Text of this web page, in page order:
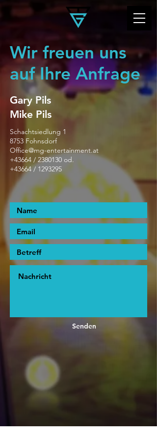
Wir freuen uns
auf Ihre Anfrage
Gary Pils
Mike Pils
Schachtsiedlung 1
8753 Fohnsdorf
Office@mg-entertainment.at
+43664 /2380130 od.
+43664 / 1293295
Senden